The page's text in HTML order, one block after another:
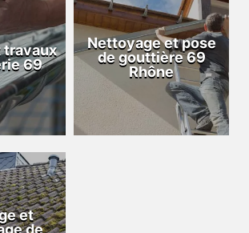
travaux
69
Nettoyage et pose
de gouttière 69
Rhône
et
de